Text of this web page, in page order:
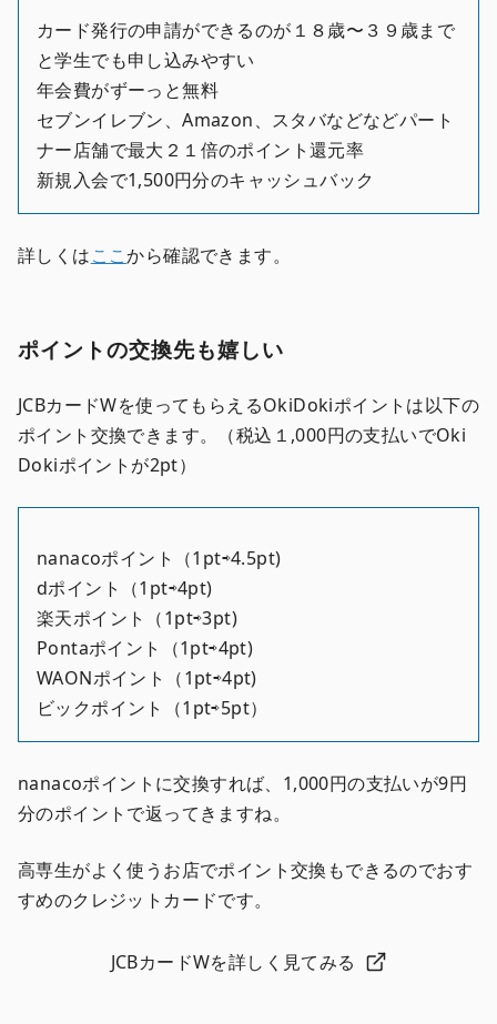
カード発行の申請ができるのが１８歳〜３９歳まで
と学生でも申し込みやすい
年会費がずーっと無料
セブンイレブン、Amazon、スタバなどなどパート
ナー店舗で最大２１倍のポイント還元率
新規入会で1,500円分のキャッシュバック
詳しくはここから確認できます。
ポイントの交換先も嬉しい
JCBカードWを使ってもらえるOkiDokiポイントは以下の
ポイント交換できます。（税込１,000円の支払いでOki
Dokiポイントが2pt）
nanacoポイント（1pt⇨4.5pt)
dポイント（1pt⇨4pt)
楽天ポイント（1pt⇨3pt)
Pontaポイント（1pt⇨4pt)
WAONポイント（1pt⇨4pt)
ビックポイント（1pt⇨5pt）
nanacoポイントに交換すれば、1,000円の支払いが9円
分のポイントで返ってきますね。
高専生がよく使うお店でポイント交換もできるのでおす
すめのクレジットカードです。
JCBカードWを詳しく見てみる